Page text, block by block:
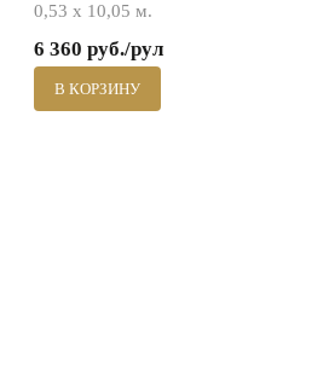
0,53 х 10,05 м.
6 360 руб./рул
В КОРЗИНУ